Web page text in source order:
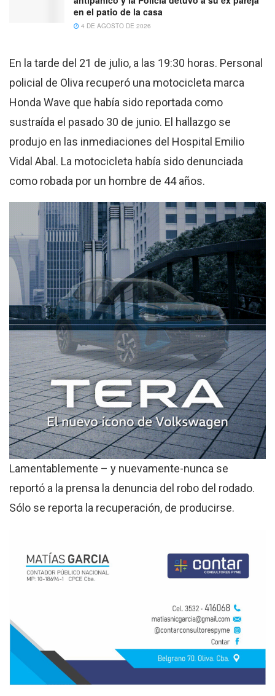
en el patio de la casa
4 DE AGOSTO DE 2026
En la tarde del 21 de julio, a las 19:30 horas. Personal
policial de Oliva recuperó una motocicleta marca
Honda Wave que había sido reportada como
sustraída el pasado 30 de junio. El hallazgo se
produjo en las inmediaciones del Hospital Emilio
Vidal Abal. La motocicleta había sido denunciada
como robada por un hombre de 44 años.
Lamentablemente – y nuevamente-nunca se
reportó a la prensa la denuncia del robo del rodado.
Sólo se reporta la recuperación, de producirse.